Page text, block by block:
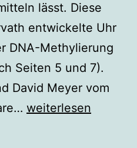
lässt. Diese
entwickelte Uhr
DNA-Methylierung
Seiten 5 und 7).
David Meyer vom
Video
weiterlesen